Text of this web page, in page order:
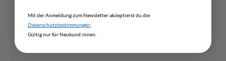
natürlicher Qualität gekauft. Es ist ein
wunderbares Produkt und bester Service.
Mit der Anmeldung zum Newsletter akzeptierst du die
Datenschutzbestimmungen
Gültig nur für Neukund:innen.